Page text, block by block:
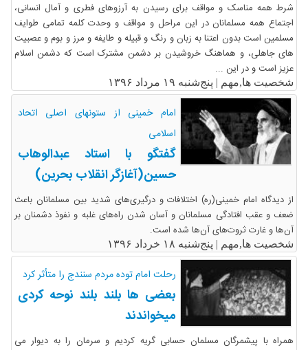
شرط همه مناسک و مواقف براى رسیدن به آرزوهاى فطرى و آمال انسانى،
اجتماع همه مسلمانان در این مراحل و مواقف و وحدت کلمه تمامى طوایف
مسلمین است بدون اعتنا به زبان و رنگ و قبیله و طایفه و مرز و بوم و عصبیت
هاى جاهلى، و هماهنگ خروشیدن بر دشمن مشترک است که دشمن اسلام
عزیز است و در این ...
شخصیت ها,مهم | پنج‌شنبه ۱۹ مرداد ۱۳۹۶
امام خمینی از ستونهای اصلی اتحاد
اسلامی
گفتگو با استاد عبدالوهاب
حسین(آغازگر انقلاب بحرین)
از دیدگاه امام خمینی(ره) اختلافات و درگیری‌های شدید بین مسلمانان باعث
ضعف و عقب افتادگی مسلمانان و آسان شدن راه‌های غلبه و نفوذ دشمنان بر
آن‌ها و غارت ثروت‌های آن‌ها شده است.
شخصیت ها,مهم | پنج‌شنبه ۱۸ خرداد ۱۳۹۶
رحلت امام توده مردم سنندج را متأثر کرد
بعضی ها بلند بلند نوحه کردی
میخواندند
همراه با پیشمرگان مسلمان حسابی گریه کردیم و سرمان را به دیوار می